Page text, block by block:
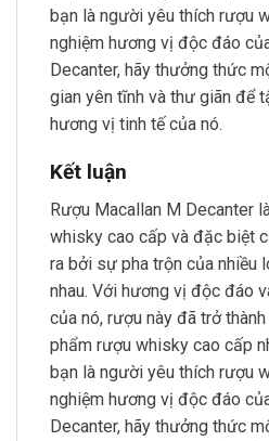
bạn là người yêu thích rượu
nghiệm hương vị độc đáo
Decanter, hãy thưởng thức
gian yên tĩnh và thư giãn để
hương vị tinh tế của nó.
Kết luận
Rượu Macallan M Decanter
whisky cao cấp và đặc biệt
ra bởi sự pha trộn của nhiều
nhau. Với hương vị độc đáo
của nó, rượu này đã trở
phẩm rượu whisky cao cấp
bạn là người yêu thích rượu
nghiệm hương vị độc đáo
Decanter, hãy thưởng thức